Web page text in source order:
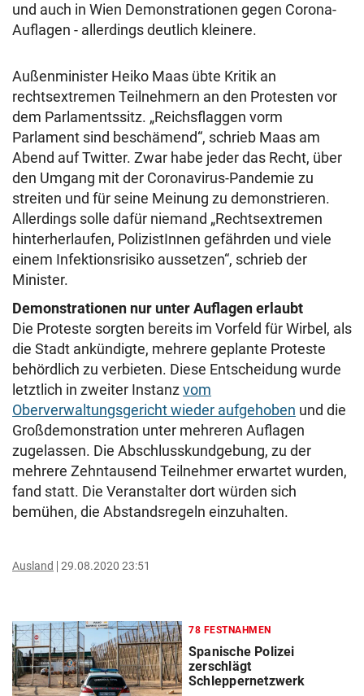
und auch in Wien Demonstrationen gegen Corona-
Auflagen - allerdings deutlich kleinere.
Außenminister Heiko Maas übte Kritik an
rechtsextremen Teilnehmern an den Protesten vor
dem Parlamentssitz. „Reichsflaggen vorm
Parlament sind beschämend“, schrieb Maas am
Abend auf Twitter. Zwar habe jeder das Recht, über
den Umgang mit der Coronavirus-Pandemie zu
streiten und für seine Meinung zu demonstrieren.
Allerdings solle dafür niemand „Rechtsextremen
hinterherlaufen, PolizistInnen gefährden und viele
einem Infektionsrisiko aussetzen“, schrieb der
Minister.
Demonstrationen nur unter Auflagen erlaubt
Die Proteste sorgten bereits im Vorfeld für Wirbel, als
die Stadt ankündigte, mehrere geplante Proteste
behördlich zu verbieten. Diese Entscheidung wurde
letztlich in zweiter Instanzvom
Oberverwaltungsgericht wieder aufgehoben und die
Großdemonstration unter mehreren Auflagen
zugelassen. Die Abschlusskundgebung, zu der
mehrere Zehntausend Teilnehmer erwartet wurden,
fand statt. Die Veranstalter dort würden sich
bemühen, die Abstandsregeln einzuhalten.
Ausland 29.08.2020 23:51
78 FESTNAHMEN
Spanische Polizei
zerschlägt
Schleppernetzwerk